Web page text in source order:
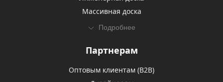
Массивная доска
Подробнее
Партнерам
Оптовым клиентам (В2В)